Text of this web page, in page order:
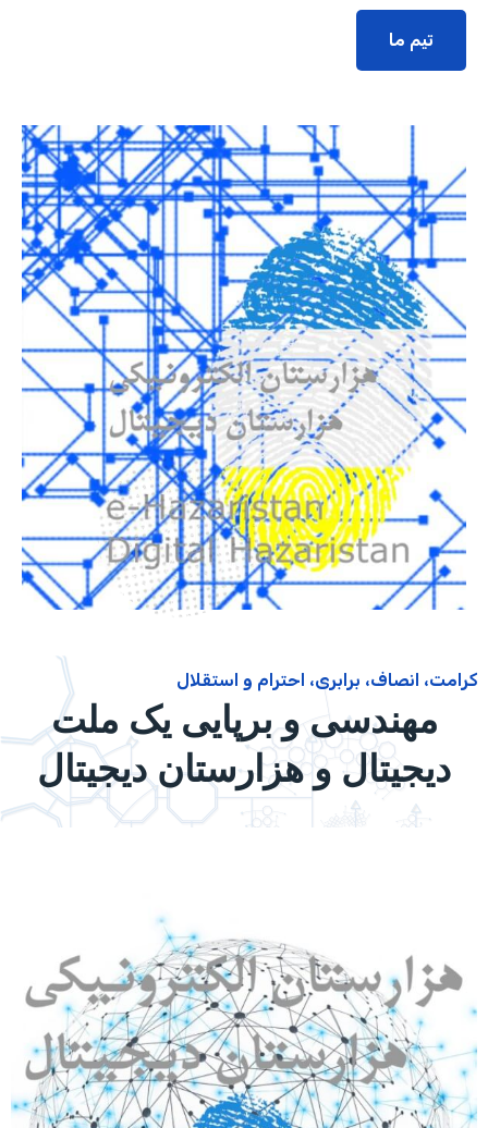
تیم ما
کرامت، انصاف، برابری، احترام و استقلال
مهندسی و برپایی یک ملت
دیجیتال و هزارستان دیجیتال